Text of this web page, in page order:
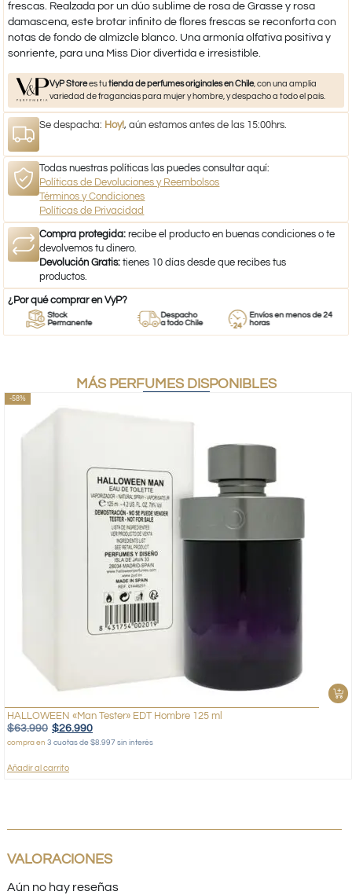
frescas. Realzada por un dúo sublime de rosa de Grasse y rosa
damascena, este brotar infinito de flores frescas se reconforta con
notas de fondo de almizcle blanco. Una armonía olfativa positiva y
sonriente, para una Miss Dior divertida e irresistible.
VyP Storees tutienda de perfumes originales en Chile, con una amplia
variedad de fragancias para mujer y hombre, y despacho a todo el país.
Se despacha: Hoy!, aún estamos antes de las 15:00hrs.
Todas nuestras políticas las puedes consultar aquí:
Políticas de Devoluciones y Reembolsos
Términos y Condiciones
Políticas de Privacidad
Compra protegida: recibe el producto en buenas condiciones o te
devolvemos tu dinero.
Devolución Gratis: tienes 10 días desde que recibes tus
productos.
¿Por qué comprar en VyP?
Stock
Permanente
Despacho
a todo Chile
Envíos en menos de 24
horas
MÁS PERFUMES DISPONIBLES
-58%
HALLOWEEN «Man Tester» EDT Hombre 125 ml
$63.990 $26.990
compra en 3 cuotas de $8.997 sin interés
Añadir al carrito
VALORACIONES
Aún no hay reseñas